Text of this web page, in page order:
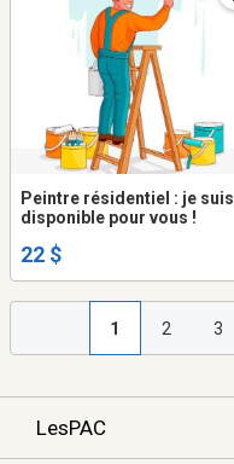
Peintre résidentiel : je suis
disponible pour vous !
22 $
1 2 3
LesPAC